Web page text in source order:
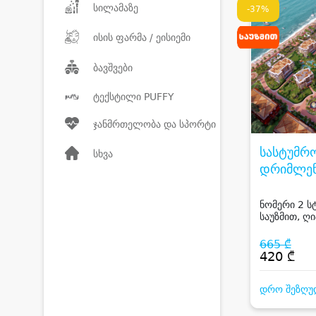
სილამაზე
ისის ფარმა / ეისიემი
ბავშვები
ტექსტილი PUFFY
ჯანმრთელობა და სპორტი
სხვა
-37%
HOTEL
ნომერი 2
საუზმით,
სასტუმროში
665 ₾
420 ₾
დრო